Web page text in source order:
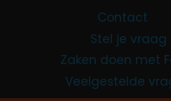
Contact
Stel je vraag
Zaken doen met
Veelgestelde